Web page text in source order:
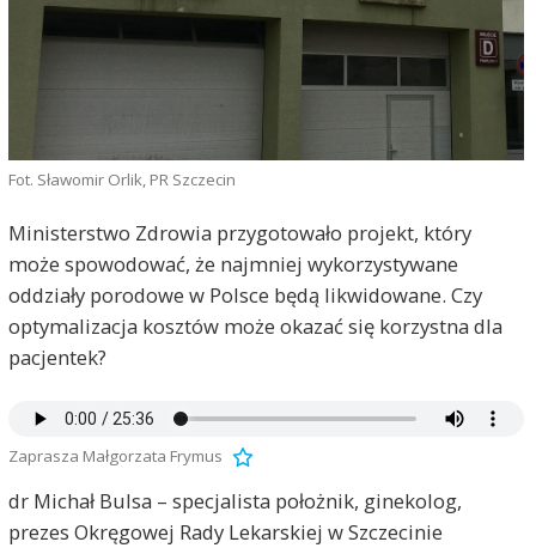
Fot. Sławomir Orlik, PR Szczecin
Ministerstwo Zdrowia przygotowało projekt, który
może spowodować, że najmniej wykorzystywane
oddziały porodowe w Polsce będą likwidowane. Czy
optymalizacja kosztów może okazać się korzystna dla
pacjentek?
Zaprasza Małgorzata Frymus
dr Michał Bulsa – specjalista położnik, ginekolog,
prezes Okręgowej Rady Lekarskiej w Szczecinie